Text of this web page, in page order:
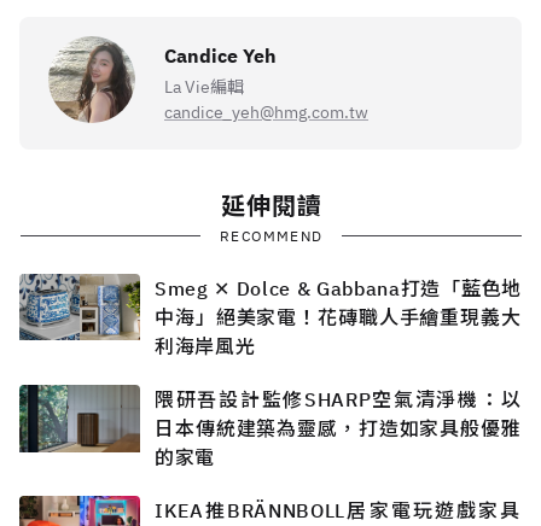
Candice Yeh
La Vie編輯
candice_yeh@hmg.com.tw
延伸閱讀
RECOMMEND
Smeg ✕ Dolce & Gabbana打造「藍色地
中海」絕美家電！花磚職人手繪重現義大
利海岸風光
隈研吾設計監修SHARP空氣清淨機：以
日本傳統建築為靈感，打造如家具般優雅
的家電
IKEA推BRÄNNBOLL居家電玩遊戲家具